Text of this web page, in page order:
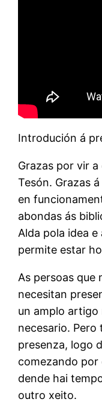
Introdución á
Grazas por vir
Tesón. Grazas
en
abondas ás
Alda pola idea
permite estar
As persoas que
necesitan
un amplo artigo
necesario. Pero
presenza, logo
comezando por
dende hai
outro xeito.